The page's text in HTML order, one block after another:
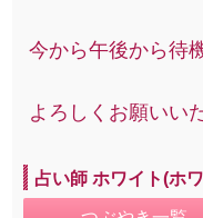
今から午後から待
よろしくお願いい
占い師 ホワイト(ホ